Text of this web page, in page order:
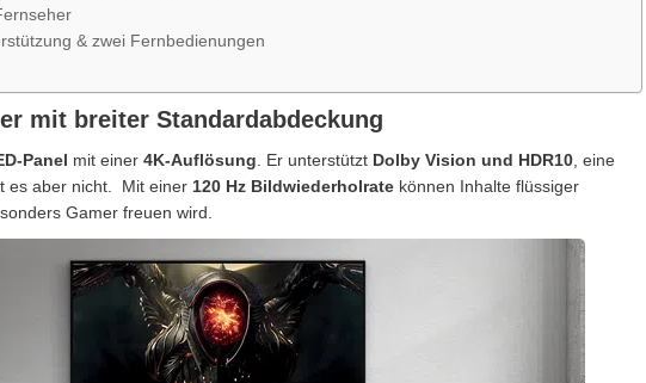
& zwei Fernbedienungen
mit breiter Standardabdeckung
Panel mit einer 4K-Auflösung . Er unterstützt Dolby Vision und HDR10 , eine
es aber nicht. Mit einer 120 Hz Bildwiederholrate können Inhalte flüssiger
Gamer freuen wird.